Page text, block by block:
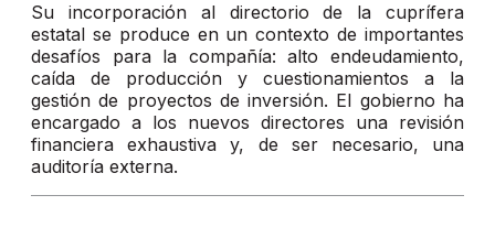
Su incorporación al directorio de la cuprífera
estatal se produce en un contexto de importantes
desafíos para la compañía: alto endeudamiento,
caída de producción y cuestionamientos a la
gestión de proyectos de inversión. El gobierno ha
encargado a los nuevos directores una revisión
financiera exhaustiva y, de ser necesario, una
auditoría externa.